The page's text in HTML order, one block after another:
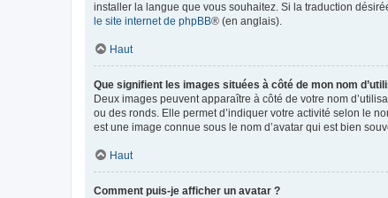
installer la langue que vous souhaitez. Si la traduction
le site internet de phpBB® (en anglais).
Haut
Que signifient les images situées à côté de mon nom
Deux images peuvent apparaître à côté de votre nom
ou des ronds. Elle permet d’indiquer votre activité selon le
est une image connue sous le nom d’avatar qui est bien
Haut
Comment puis-je afficher un avatar ?